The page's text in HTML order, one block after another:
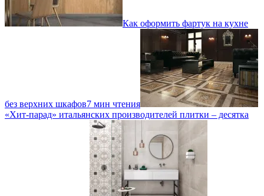
Как оформить фартук на кухне
без верхних шкафов7 мин чтения
«Хит-парад» итальянских производителей плитки – десятка